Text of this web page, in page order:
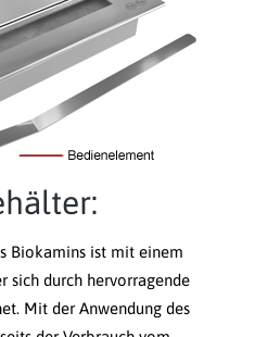
Biokamins ist mit einem
sich durch hervorragende
Mit der Anwendung des